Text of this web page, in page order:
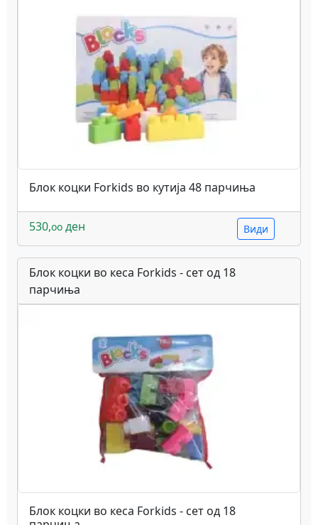
Блок коцки Forkids во кутија 48 парчиња
530,oo ден Види
Блок коцки во кеса Forkids - сет од 18
парчиња
Блок коцки во кеса Forkids - сет од 18